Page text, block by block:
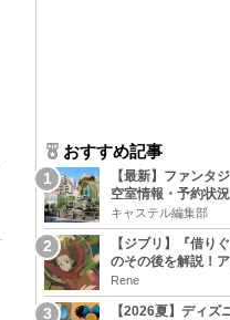
おすすめ記事
【最新】ファンタ
空室情報・予約状況
キャステル編集部
【ジブリ】『借り
のその後を解説！
な住処は？翔の病気
Rene
【2026夏】ディズ